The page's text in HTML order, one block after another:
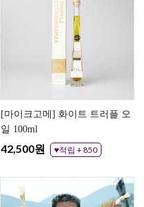
[마이크고메] 화이트 트러플 오
일 100ml
42,500원 ♥적립 + 850